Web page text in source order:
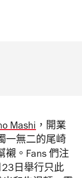
Mashi ，開業
一無二的尾崎
襯。Fans 們注
日舉行只此